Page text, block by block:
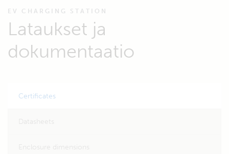
EV CHARGING STATION
Lataukset ja
dokumentaatio
Certificates